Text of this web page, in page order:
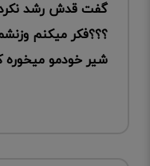
گفت قدش رشد
؟؟؟فکر میکنم
شیر خودمو